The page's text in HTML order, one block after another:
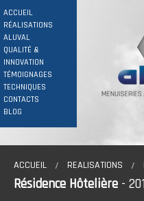
ACCUEIL
RÉALISATIONS
ALUVAL
QUALITÉ &
INNOVATION
TÉMOIGNAGES
TECHNIQUES
CONTACTS
BLOG
ACCUEIL REALISATIONS
Résidence Hôtelière -